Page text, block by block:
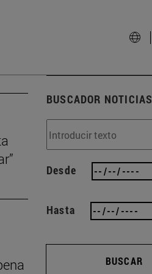
BUSCADOR NOTICIAS
Desde
Hasta
BUSCAR